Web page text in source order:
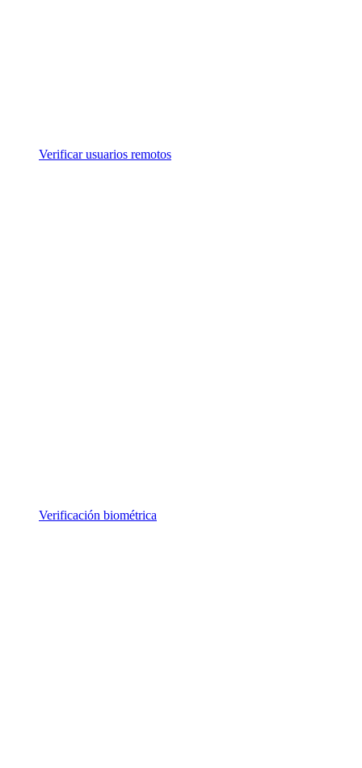
Verificar usuarios remotos
Verificación biométrica